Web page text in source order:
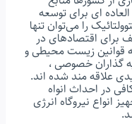
ای برای توسعه
را می‌توان تنها
برای اقتصادهای در
قوانین زیست محیطی و
گذاران خصوصی ،
علاقه مند شده اند.
در احداث انواه
انواع نیروگاه انرژی